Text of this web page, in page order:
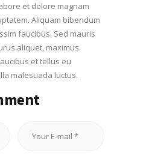
et dolore magnam
Aliquam bibendum
faucibus. Sed mauris
aliquet, maximus
et tellus eu
malesuada luctus.